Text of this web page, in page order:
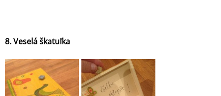
8. Veselá škatuľka